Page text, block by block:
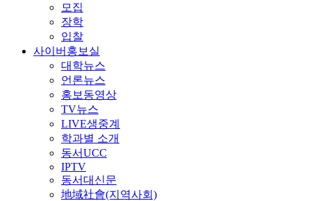
모집
장학
입찰
사이버홍보실
대학뉴스
언론뉴스
홍보동영상
TV뉴스
LIVE생중계
학과별 소개
동서UCC
IPTV
동서대신문
地域社會(지역사회)